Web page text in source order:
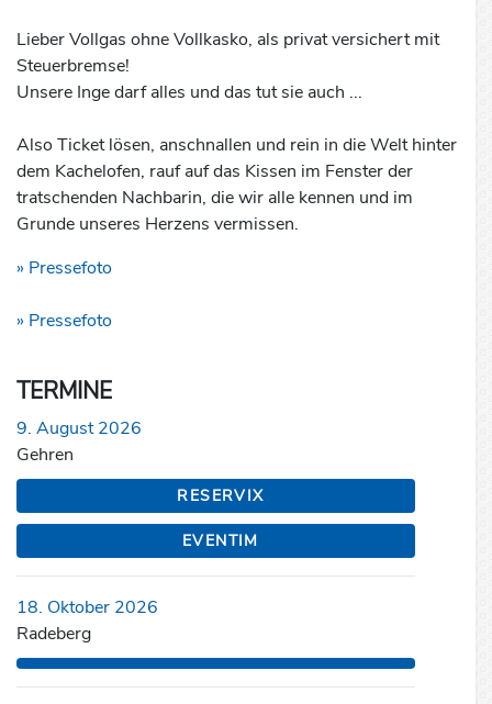
Lieber Vollgas ohne Vollkasko, als privat versichert mit
Steuerbremse!
Unsere Inge darf alles und das tut sie auch ...
Also Ticket lösen, anschnallen und rein in die Welt hinter
dem Kachelofen, rauf auf das Kissen im Fenster der
tratschenden Nachbarin, die wir alle kennen und im
Grunde unseres Herzens vermissen.
» Pressefoto
» Pressefoto
TERMINE
9. August 2026
Gehren
RESERVIX
EVENTIM
18. Oktober 2026
Radeberg